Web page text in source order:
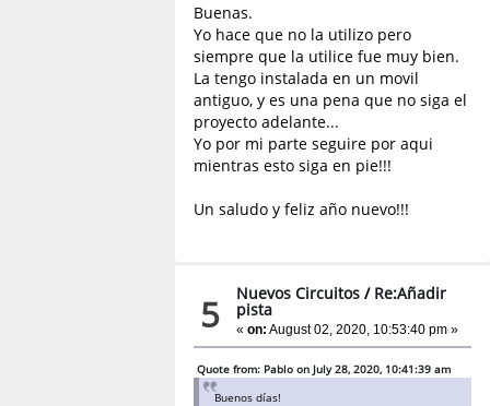
Buenas.
Yo hace que no la utilizo pero
siempre que la utilice fue muy bien.
La tengo instalada en un movil
antiguo, y es una pena que no siga el
proyecto adelante...
Yo por mi parte seguire por aqui
mientras esto siga en pie!!!
Un saludo y feliz año nuevo!!!
5 Nuevos Circuitos / Re:Añadir
pista
«on: August 02, 2020, 10:53:40 pm »
Quote from: Pablo on July 28, 2020, 10:41:39 am
Buenos días!